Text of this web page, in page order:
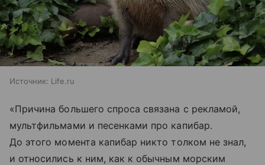
Источник: Life.ru
«Причина большего спроса связана с рекламой,
мультфильмами и песенками про капибар.
До этого момента капибар никто толком не знал,
и относились к ним, как к обычным морским